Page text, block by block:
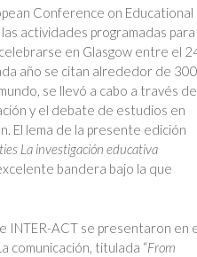
Conference on Educational
actividades programadas para
en Glasgow entre el
año se citan alrededor de
se llevó a cabo a través
y el debate de estudios en
El lema de la presente edición
La investigación educativa
bandera bajo la que
INTER-ACT se presentaron en
comunicación, titulada “From